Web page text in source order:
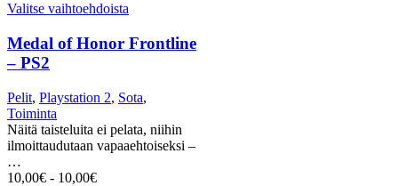
Valitse vaihtoehdoista
Medal of Honor Frontline
– PS2
Pelit, Playstation 2, Sota,
Toiminta
Näitä taisteluita ei pelata, niihin
ilmoittaudutaan vapaaehtoiseksi –
…
10,00€ - 10,00€